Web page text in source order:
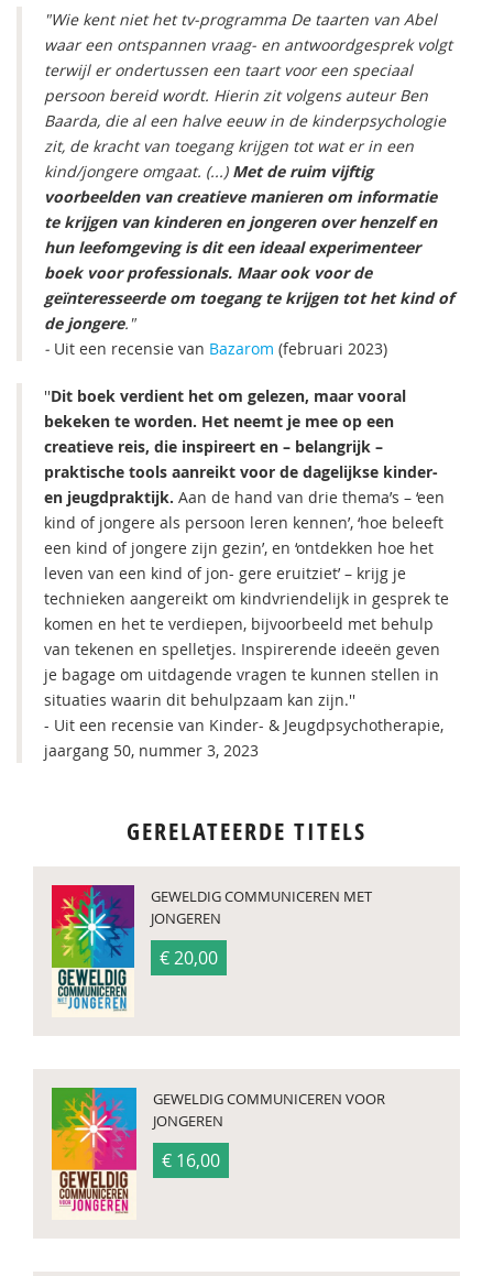
"Wie kent niet het tv-programma De taarten van Abel
waar een ontspannen vraag- en antwoordgesprek volgt
terwijl er ondertussen een taart voor een speciaal
persoon bereid wordt. Hierin zit volgens auteur Ben
Baarda, die al een halve eeuw in de kinderpsychologie
zit, de kracht van toegang krijgen tot wat er in een
kind/jongere omgaat. (...) Met de ruim vijftig
voorbeelden van creatieve manieren om informatie
te krijgen van kinderen en jongeren over henzelf en
hun leefomgeving is dit een ideaal experimenteer
boek voor professionals. Maar ook voor de
geïnteresseerde om toegang te krijgen tot het kind of
de jongere."
- Uit een recensie van Bazarom (februari 2023)
''Dit boek verdient het om gelezen, maar vooral
bekeken te worden. Het neemt je mee op een
creatieve reis, die inspireert en – belangrijk –
praktische tools aanreikt voor de dagelijkse kinder-
en jeugdpraktijk. Aan de hand van drie thema’s – ‘een
kind of jongere als persoon leren kennen’, ‘hoe beleeft
een kind of jongere zijn gezin’, en ‘ontdekken hoe het
leven van een kind of jon- gere eruitziet’ – krijg je
technieken aangereikt om kindvriendelijk in gesprek te
komen en het te verdiepen, bijvoorbeeld met behulp
van tekenen en spelletjes. Inspirerende ideeën geven
je bagage om uitdagende vragen te kunnen stellen in
situaties waarin dit behulpzaam kan zijn.''
- Uit een recensie van Kinder- & Jeugdpsychotherapie,
jaargang 50, nummer 3, 2023
GERELATEERDE TITELS
GEWELDIG COMMUNICEREN MET
JONGEREN
€ 20,00
GEWELDIG COMMUNICEREN VOOR
JONGEREN
€ 16,00